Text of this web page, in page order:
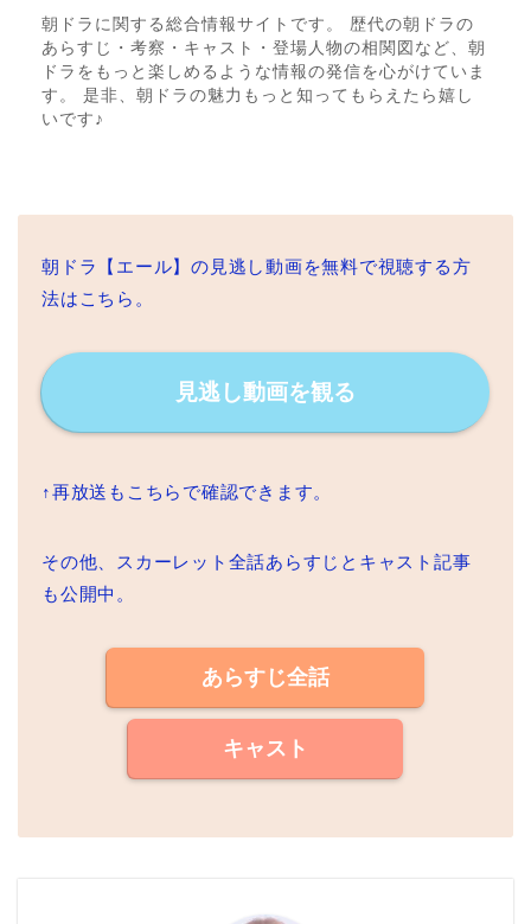
朝ドラに関する総合情報サイトです。 歴代の朝ドラの
あらすじ・考察・キャスト・登場人物の相関図など、朝
ドラをもっと楽しめるような情報の発信を心がけていま
す。 是非、朝ドラの魅力もっと知ってもらえたら嬉し
いです♪
朝ドラ【エール】の見逃し動画を無料で視聴する方
法はこちら。
見逃し動画を観る
↑再放送もこちらで確認できます。
その他、スカーレット全話あらすじとキャスト記事
も公開中。
あらすじ全話
キャスト